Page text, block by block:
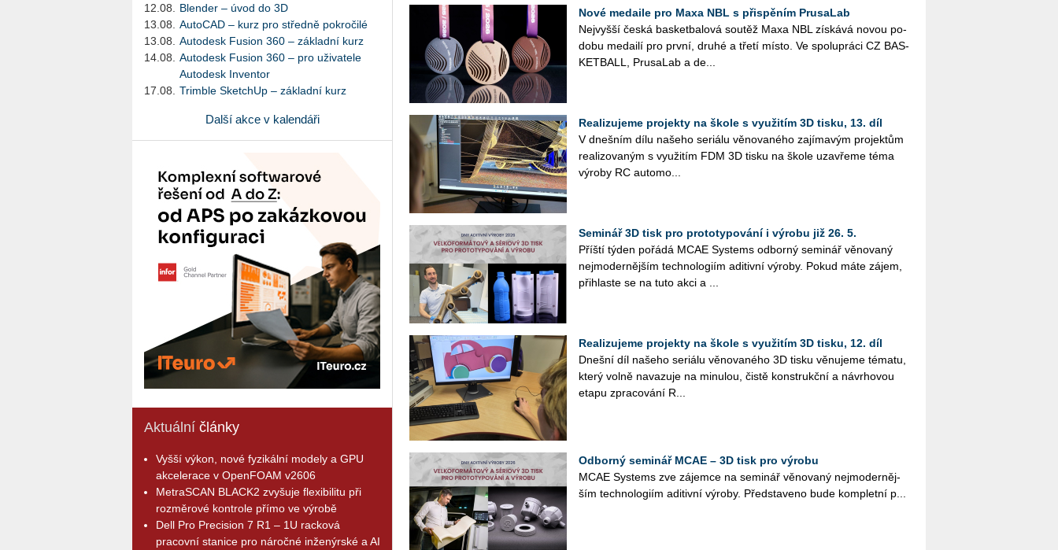
12.08.
Blender – úvod do 3D
13.08.
AutoCAD – kurz pro středně pokročilé
13.08.
Autodesk Fusion 360 – základní kurz
14.08.
Autodesk Fusion 360 – pro uživatele
Autodesk Inventor
17.08.
Trimble SketchUp – základní kurz
Další akce v kalendáři
Aktuální články
Vyšší výkon, nové fyzikální modely a GPU
akcelerace v OpenFOAM v2606
MetraSCAN BLACK2 zvyšuje flexibilitu při
rozměrové kontrole přímo ve výrobě
Dell Pro Precision 7 R1 – 1U racková
pracovní stanice pro náročné inženýrské a AI
Nové medaile pro Maxa NBL s přispěním PrusaLab
Nej­vyš­ší česká bas­ket­ba­lo­vá sou­těž Maxa NBL zís­ká­vá novou po­
do­bu me­dai­lí pro první, druhé a třetí místo. Ve spo­lu­prá­ci CZ BAS­
KET­BALL, Prusa­Lab a de­...
Realizujeme projekty na škole s využitím 3D tisku, 13. díl
V dneš­ním dílu na­še­ho se­ri­á­lu vě­no­va­né­ho za­jí­ma­vým pro­jek­tům
re­a­li­zo­va­ným s vy­u­ži­tím FDM 3D tisku na škole uza­vře­me téma
vý­ro­by RC au­to­mo­...
Seminář 3D tisk pro prototypování i výrobu již 26. 5.
Příští týden po­řá­dá MCAE Sys­tems od­bor­ný se­mi­nář vě­no­va­ný
nej­mo­der­něj­ším tech­no­lo­giím adi­tiv­ní vý­ro­by. Pokud máte zájem,
při­hlas­te se na tuto akci a ...
Realizujeme projekty na škole s využitím 3D tisku, 12. díl
Dneš­ní díl na­še­ho se­ri­á­lu vě­no­va­né­ho 3D tisku vě­nu­je­me té­ma­tu,
který volně na­va­zu­je na mi­nu­lou, čistě kon­strukč­ní a ná­vr­ho­vou
etapu zpra­co­vá­ní R...
Odborný seminář MCAE – 3D tisk pro výrobu
MCAE Sys­tems zve zá­jem­ce na se­mi­nář vě­no­va­ný nej­mo­der­něj­
ším tech­no­lo­giím adi­tiv­ní vý­ro­by. Před­sta­ve­no bude kom­plet­ní p...